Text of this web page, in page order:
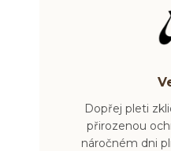
Dopřej pleti
přirozenou
náročném dni